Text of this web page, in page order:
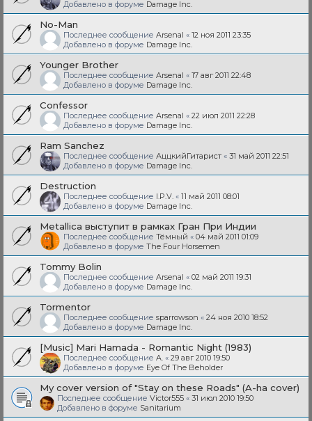
Добавлено в форуме Damage Inc.
No-Man
Последнее сообщение Arsenal « 12 ноя 2011 23:35
Добавлено в форуме Damage Inc.
Younger Brother
Последнее сообщение Arsenal « 17 авг 2011 22:48
Добавлено в форуме Damage Inc.
Confessor
Последнее сообщение Arsenal « 22 июл 2011 22:28
Добавлено в форуме Damage Inc.
Ram Sanchez
Последнее сообщение АццкийГитарист « 31 май 2011 22:51
Добавлено в форуме Damage Inc.
Destruction
Последнее сообщение I.P.V. « 11 май 2011 08:01
Добавлено в форуме Damage Inc.
Metallica выступит в рамках Гран При Индии
Последнее сообщение Тёмный « 04 май 2011 01:09
Добавлено в форуме The Four Horsemen
Tommy Bolin
Последнее сообщение Arsenal « 02 май 2011 19:31
Добавлено в форуме Damage Inc.
Tormentor
Последнее сообщение sparrowson « 24 ноя 2010 18:52
Добавлено в форуме Damage Inc.
[Music] Mari Hamada - Romantic Night (1983)
Последнее сообщение A. « 29 авг 2010 19:50
Добавлено в форуме Eye Of The Beholder
My cover version of "Stay on these Roads" (A-ha cover)
Последнее сообщение Victor555 « 31 июл 2010 19:50
Добавлено в форуме Sanitarium